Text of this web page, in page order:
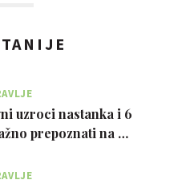
uzroci nastanka i 6
prepoznati na …